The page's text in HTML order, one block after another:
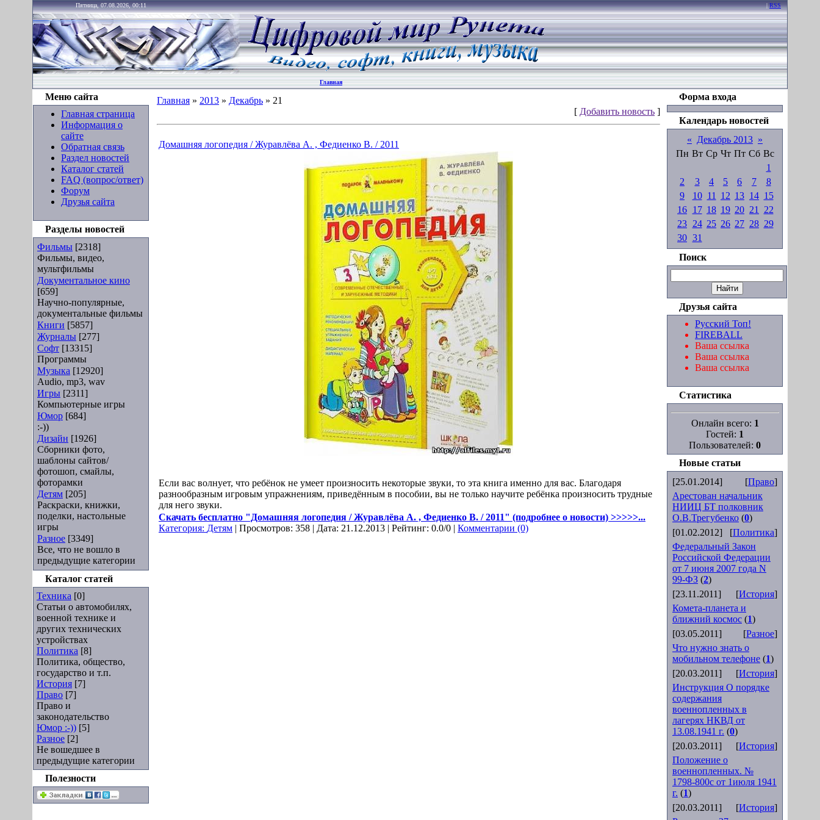
Пятница, 07.08.2026, 00:11 |RSS
Главная
Меню сайта
Главная страница
Информация о
сайте
Обратная связь
Раздел новостей
Каталог статей
FAQ (вопрос/ответ)
Форум
Друзья сайта
Разделы новостей
Фильмы [2318]
Фильмы, видео,
мультфильмы
Документальное кино
[659]
Научно-популярные,
документальные фильмы
Книги [5857]
Журналы [277]
Софт [13315]
Программы
Музыка [12920]
Audio, mp3, wav
Игры [2311]
Компьютерные игры
Юмор [684]
:-))
Дизайн [1926]
Сборники фото,
шаблоны сайтов/
фотошоп, смайлы,
фоторамки
Детям [205]
Раскраски, книжки,
поделки, настольные
игры
Разное [3349]
Все, что не вошло в
предыдущие категории
Каталог статей
Техника [0]
Статьи о автомобилях,
военной технике и
других технических
устройствах
Политика [8]
Политика, общество,
государство и т.п.
История [7]
Право [7]
Право и
законодательство
Юмор :-)) [5]
Разное [2]
Не вошедшее в
предыдущие категории
Полезности
Главная » 2013 » Декабрь » 21
[ Добавить новость ]
Домашняя логопедия / Журавлёва А. , Федиенко В. / 2011
Если вас волнует, что ребёнок не умеет произносить некоторые звуки, то эта книга именно для вас. Благодаря
разнообразным игровым упражнениям, приведённым в пособии, вы не только научите ребёнка произносить трудные
для него звуки.
Скачать бесплатно "Домашняя логопедия / Журавлёва А. , Федиенко В. / 2011" (подробнее о новости) >>>>>...
Категория: Детям | Просмотров: 358 | Дата: 21.12.2013 | Рейтинг: 0.0/0 | Комментарии (0)
Форма входа
Календарь новостей
« Декабрь 2013 »
Пн Вт Ср Чт Пт Сб Вс
1
2
3 4 5 6 7
8
9
10 11 12 13 14 15
16 17 18 19 20 21
22
23 24 25 26 27 28 29
30 31
Поиск
Друзья сайта
Русский Топ!
FIREBALL
Ваша ссылка
Ваша ссылка
Ваша ссылка
Статистика
Онлайн всего: 1
Гостей: 1
Пользователей: 0
Новые статьи
[25.01.2014]
[Право]
Арестован начальник
НИИЦ БТ полковник
О.В.Трегубенко (0)
[01.02.2012]
[Политика]
Федеральный Закон
Российской Федерации
от 7 июня 2007 года N
99-ФЗ (2)
[23.11.2011]
[История]
Комета-планета и
ближний космос (1)
[03.05.2011]
[Разное]
Что нужно знать о
мобильном телефоне (1)
[20.03.2011]
[История]
Инструкция О порядке
содержания
военнопленных в
лагерях НКВД от
13.08.1941 г. (0)
[20.03.2011]
[История]
Положение о
военнопленных. №
1798-800с от 1июля 1941
г. (1)
[20.03.2011]
[История]